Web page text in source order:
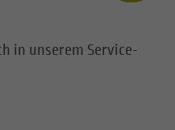
in unserem Service-